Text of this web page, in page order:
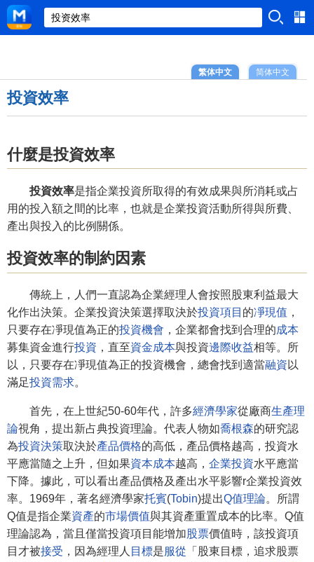
简体中文
繁体中文
投資效率
什麼是投資效率
投資效率是指企業投資所取得的有效成果與所消耗或占
用的投入額之間的比率，也就是企業投資活動所得與所費、
產出與投入的比例關係。
投資效率的制約因素
傳統上，人們一直認為企業經理人會按照股東利益最大
化作出決策。企業投資決策選擇取決於投資項目 的凈現值 ，
只要存在凈現值為正的投資機會 ，企業都會找到合理的成本
募集資金進行投資 ，直至資金成本與投資邊際收益相等。所
以，只要存在凈現值為正的投資機會，總會找到適當融資 以
滿足投資需求。
首先，在上世紀50-60年代，許多經濟學家從廠商生產理
論視角，提出新占典投資理論。代表人物如喬根森的研究認
為投資決策取決於產品價格的高低，產品價格越高，投資水
平應當隨之上升，但如果資本成本越高， 企業投資水平應當
下降。據此，可以看出產品價格及產出水平影響r企業投資效
率。1969年，著名經濟學家托賓(Tobin)提出Q值理論。所謂
Q值是指企業資產的市場價值與其資產重置成本的比率。Q值
理論認為，當且僅當投資項目能增加股票價值時，該投資項
目才被接受 ，因為經理人 目標是服從 「股東目標，追求股票